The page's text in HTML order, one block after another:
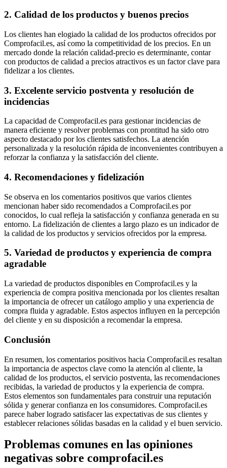
2. Calidad de los productos y buenos precios
Los clientes han elogiado la calidad de los productos ofrecidos por
Comprofacil.es, así como la competitividad de los precios. En un
mercado donde la relación calidad-precio es determinante, contar
con productos de calidad a precios atractivos es un factor clave para
fidelizar a los clientes.
3. Excelente servicio postventa y resolución de
incidencias
La capacidad de Comprofacil.es para gestionar incidencias de
manera eficiente y resolver problemas con prontitud ha sido otro
aspecto destacado por los clientes satisfechos. La atención
personalizada y la resolución rápida de inconvenientes contribuyen a
reforzar la confianza y la satisfacción del cliente.
4. Recomendaciones y fidelización
Se observa en los comentarios positivos que varios clientes
mencionan haber sido recomendados a Comprofacil.es por
conocidos, lo cual refleja la satisfacción y confianza generada en su
entorno. La fidelización de clientes a largo plazo es un indicador de
la calidad de los productos y servicios ofrecidos por la empresa.
5. Variedad de productos y experiencia de compra
agradable
La variedad de productos disponibles en Comprofacil.es y la
experiencia de compra positiva mencionada por los clientes resaltan
la importancia de ofrecer un catálogo amplio y una experiencia de
compra fluida y agradable. Estos aspectos influyen en la percepción
del cliente y en su disposición a recomendar la empresa.
Conclusión
En resumen, los comentarios positivos hacia Comprofacil.es resaltan
la importancia de aspectos clave como la atención al cliente, la
calidad de los productos, el servicio postventa, las recomendaciones
recibidas, la variedad de productos y la experiencia de compra.
Estos elementos son fundamentales para construir una reputación
sólida y generar confianza en los consumidores. Comprofacil.es
parece haber logrado satisfacer las expectativas de sus clientes y
establecer relaciones sólidas basadas en la calidad y el buen servicio.
Problemas comunes en las opiniones
negativas sobre comprofacil.es